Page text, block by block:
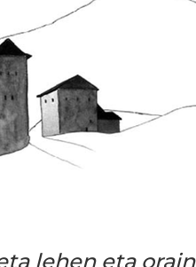
lehen eta orain